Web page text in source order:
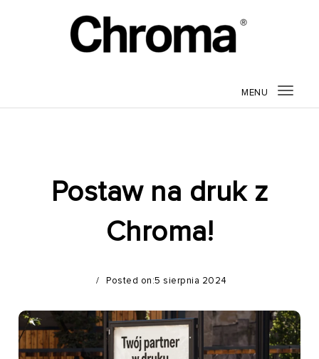
MENU
Postaw na druk z
Chroma!
Posted on:5 sierpnia 2024